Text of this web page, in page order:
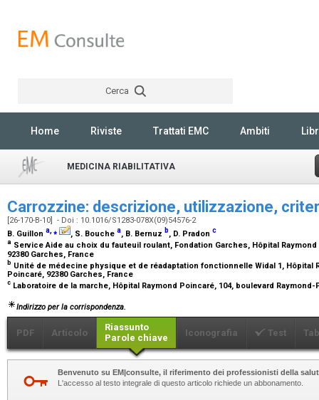
Cerca
Home Riviste Trattati EMC Ambiti
MEDICINA RIABILITATIVA
Carrozzine: descrizione, utilizzazione,
[26-170-B-10] - Doi : 10.1016/S1283-078X(09)54576-2
B. Guillon a,⁎ , S. Bouche a, B. Bernuz b, D. Pradon c
a Service Aide au choix du fauteuil roulant, Fondation Garches, Hôpital
92380 Garches, France
b Unité de médecine physique et de réadaptation fonctionnelle Widal 1, Hôpital
Poincaré, 92380 Garches, France
c Laboratoire de la marche, Hôpital Raymond Poincaré, 104, boulevard
Indirizzo per la corrispondenza.
PDF Articolo
Riassunto
Parole chiave
Iconografia Test
Benvenuto su EM|consulte, il riferimento dei professionisti della
L'accesso al testo integrale di questo articolo richiede un abbonamento.